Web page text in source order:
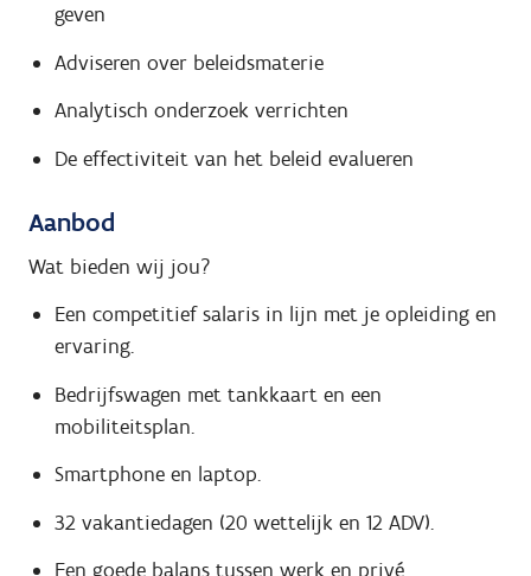
geven
Adviseren over beleidsmaterie
Analytisch onderzoek verrichten
De effectiviteit van het beleid evalueren
Aanbod
Wat bieden wij jou?
Een competitief salaris in lijn met je opleiding en
ervaring.
Bedrijfswagen met tankkaart en een
mobiliteitsplan.
Smartphone en laptop.
32 vakantiedagen (20 wettelijk en 12 ADV).
Een goede balans tussen werk en privé.